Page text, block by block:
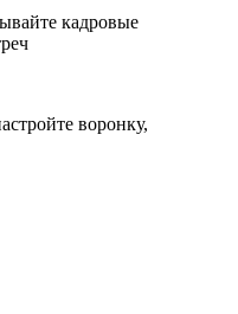
кадровые
воронку,